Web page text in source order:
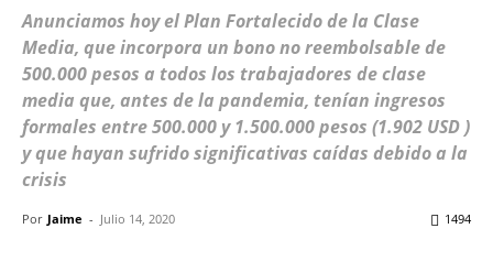
Anunciamos hoy el Plan Fortalecido de la Clase
Media, que incorpora un bono no reembolsable de
500.000 pesos a todos los trabajadores de clase
media que, antes de la pandemia, tenían ingresos
formales entre 500.000 y 1.500.000 pesos (1.902 USD )
y que hayan sufrido significativas caídas debido a la
crisis
Por Jaime - Julio 14, 2020 1494